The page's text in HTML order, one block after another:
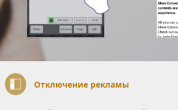
Отключение рекламы